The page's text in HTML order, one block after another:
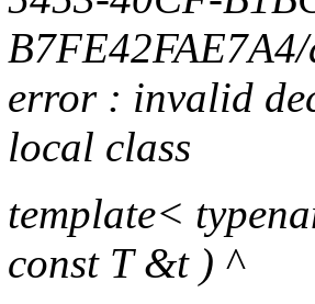
error : invalid
local class
template<
const T &t ) ^